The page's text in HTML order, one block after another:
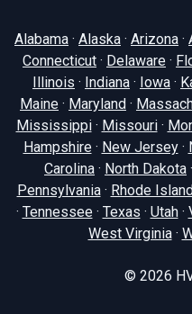
Alabama · Alaska · Arizona ·
Connecticut · Delaware ·
Illinois · Indiana · Iowa ·
Maine · Maryland ·
Mississippi· Missouri·
Hampshire· New Jersey·
Carolina · North Dakota ·
Pennsylvania· Rhode Island
· Tennessee· Texas · Utah·
West Virginia·
© 2026